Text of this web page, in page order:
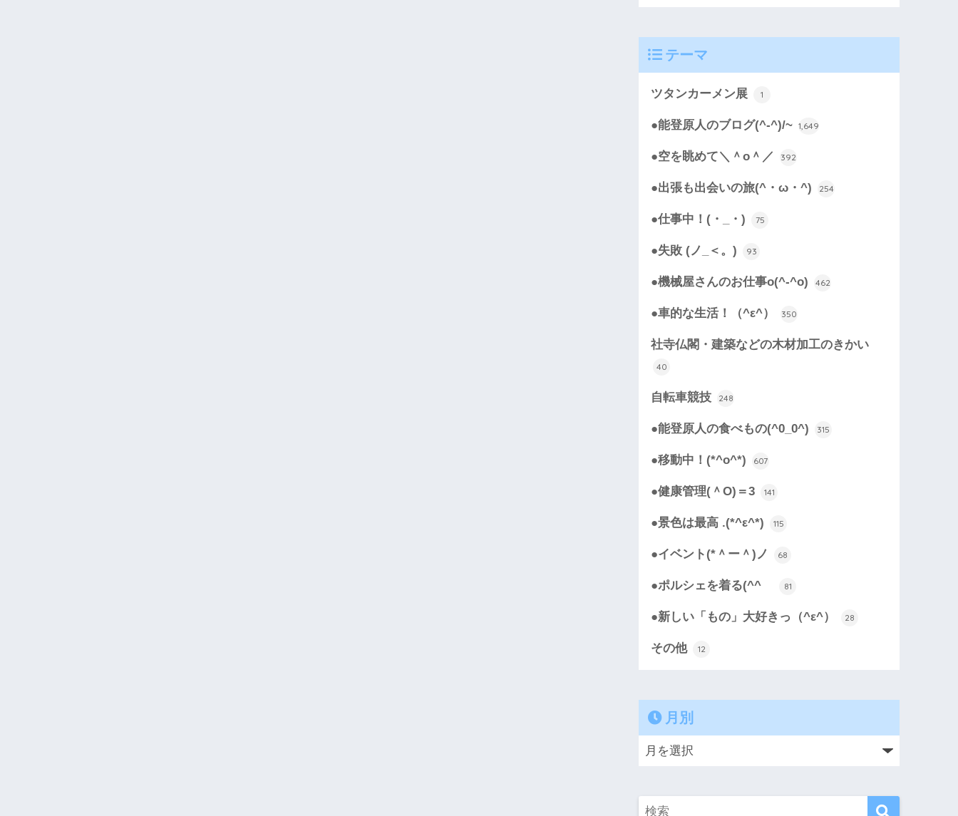
テーマ
ツタンカーメン展 1
●能登原人のブログ(^-^)/~ 1,649
●空を眺めて＼＾o＾／ 392
●出張も出会いの旅(^・ω・^) 254
●仕事中！(・_・) 75
●失敗 (ノ_＜。) 93
●機械屋さんのお仕事o(^-^o) 462
●車的な生活！（^ε^） 350
社寺仏閣・建築などの木材加工のきかい
40
自転車競技 248
●能登原人の食べもの(^0_0^) 315
●移動中！(*^o^*) 607
●健康管理(＾O)＝3 141
●景色は最高 .(*^ε^*) 115
●イベント(*＾ー＾)ノ 68
●ポルシェを着る(^^ゞ 81
●新しい「もの」大好きっ（^ε^） 28
その他 12
月別